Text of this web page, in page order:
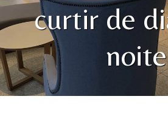
curtir de
noite